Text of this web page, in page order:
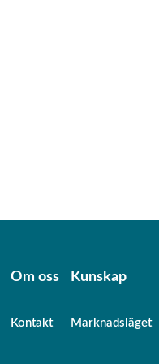
Om oss
Kontakt
Kunskap
Marknadsläget